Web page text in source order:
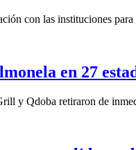
con las instituciones
en 27
y Qdoba retiraron de